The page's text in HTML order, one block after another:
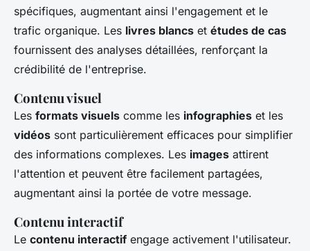
spécifiques, augmentant ainsi l'engagement et le
trafic organique. Les livres blancs et études de cas
fournissent des analyses détaillées, renforçant la
crédibilité de l'entreprise.
Contenu visuel
Les formats visuels comme les infographies et les
vidéos sont particulièrement efficaces pour simplifier
des informations complexes. Les images attirent
l'attention et peuvent être facilement partagées,
augmentant ainsi la portée de votre message.
Contenu interactif
Le contenu interactif engage activement l'utilisateur.